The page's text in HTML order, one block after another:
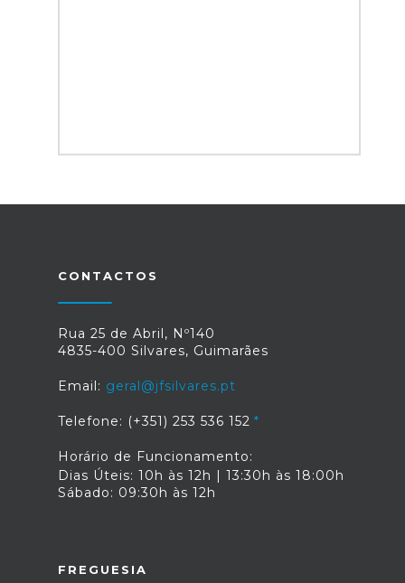
CONTACTOS
Rua 25 de Abril, Nº140
4835-400 Silvares, Guimarães
Email: geral@jfsilvares.pt
Telefone: (+351) 253 536 152
Horário de Funcionamento:
Dias Úteis: 10h às 12h | 13:30h às 18:00h
Sábado: 09:30h às 12h
FREGUESIA